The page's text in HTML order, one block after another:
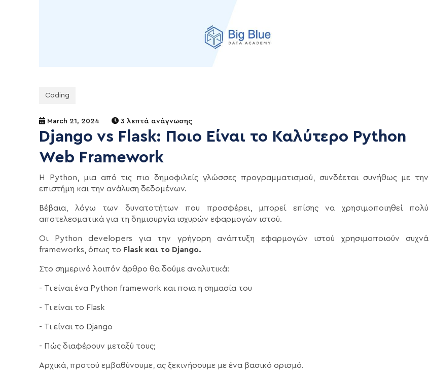
Coding
March 21, 2024 3 λεπτά ανάγνωσης
Django vs Flask: Ποιο Είναι το Καλύτερο Python
Web Framework
Η Python, μια από τις πιο δημοφιλείς γλώσσες προγραμματισμού, συνδέεται συνήθως με την
επιστήμη και την ανάλυση δεδομένων.
Βέβαια, λόγω των δυνατοτήτων που προσφέρει, μπορεί επίσης να χρησιμοποιηθεί πολύ
αποτελεσματικά για τη δημιουργία ισχυρών εφαρμογών ιστού.
Οι Python developers για την γρήγορη ανάπτυξη εφαρμογών ιστού χρησιμοποιούν συχνά
frameworks, όπως το Flask και το Django.
Στο σημερινό λοιπόν άρθρο θα δούμε αναλυτικά:
- Τι είναι ένα Python framework και ποια η σημασία του
- Τι είναι το Flask
- Τι είναι το Django
- Πώς διαφέρουν μεταξύ τους;
Αρχικά, προτού εμβαθύνουμε, ας ξεκινήσουμε με ένα βασικό ορισμό.